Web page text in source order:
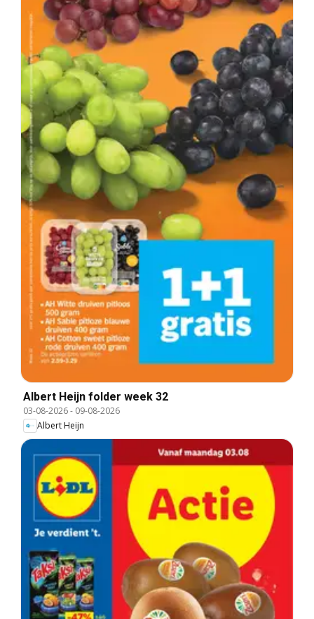
Albert Heijn folder week 32
03-08-2026- 09-08-2026
Albert Heijn